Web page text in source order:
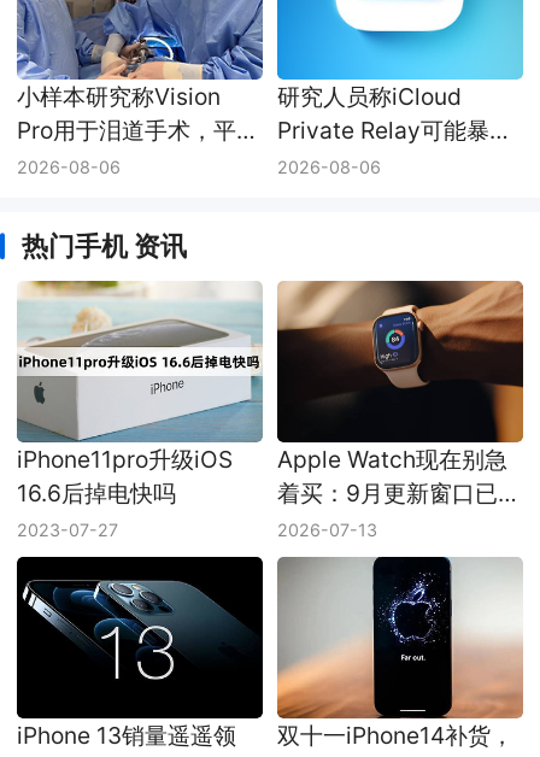
小样本研究称Vision
Pro用于泪道手术，平均
耗时少了8分钟
2026-08-06
研究人员称iCloud
Private Relay可能暴露
真实IP，Apple尚未回应
2026-08-06
热门手机 资讯
iPhone11pro升级iOS
16.6后掉电快吗
2023-07-27
Apple Watch现在别急
着买：9月更新窗口已经
压到眼前
2026-07-13
iPhone 13销量遥遥领
双十一iPhone14补货，